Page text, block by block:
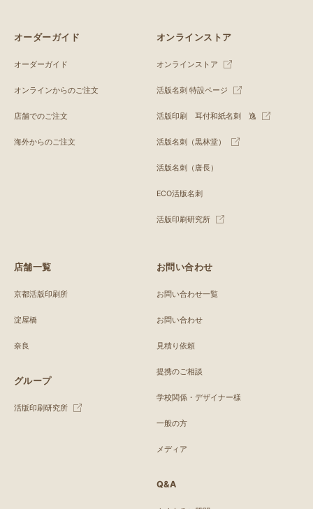
オーダーガイド
オーダーガイド
オンラインからのご注文
店舗でのご注文
海外からのご注文
オンラインストア
オンラインストア
活版名刺 特設ページ
活版印刷 耳付和紙名刺 逸
活版名刺（黒林堂）
活版名刺（唐長）
ECO活版名刺
活版印刷研究所
店舗一覧
京都活版印刷所
淀屋橋
奈良
グループ
活版印刷研究所
お問い合わせ
お問い合わせ一覧
お問い合わせ
見積り依頼
提携のご相談
学校関係・デザイナー様
一般の方
メディア
Q&A